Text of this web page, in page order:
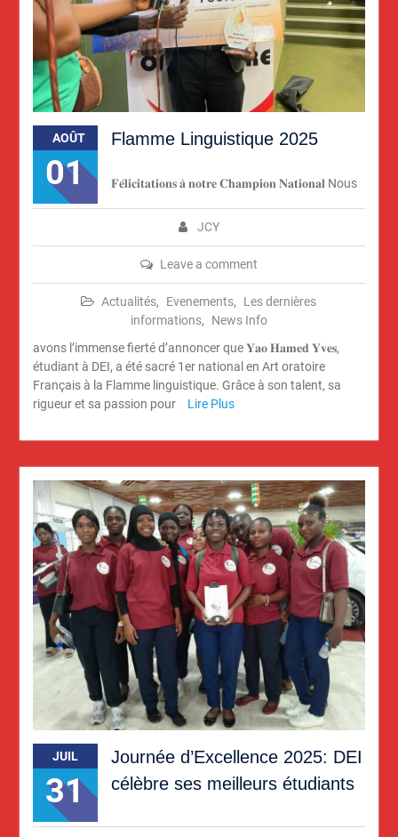
AOÛT
01
Flamme Linguistique 2025
JCY
Leave a comment
Actualités, Evenements,
Les dernières
informations, News Info
𝐅𝐞́𝐥𝐢𝐜𝐢𝐭𝐚𝐭𝐢𝐨𝐧𝐬 𝐚̀ 𝐧𝐨𝐭𝐫𝐞 𝐂𝐡𝐚𝐦𝐩𝐢𝐨𝐧 𝐍𝐚𝐭𝐢𝐨𝐧𝐚𝐥 Nous
avons l’immense fierté d’annoncer que 𝐘𝐚𝐨 𝐇𝐚𝐦𝐞𝐝 𝐘𝐯𝐞𝐬,
étudiant à DEI, a été sacré 1er national en Art oratoire
Français à la Flamme linguistique. Grâce à son talent, sa
rigueur et sa passion pour
Lire Plus
JUIL
31
Journée d’Excellence 2025: DEI
célèbre ses meilleurs étudiants